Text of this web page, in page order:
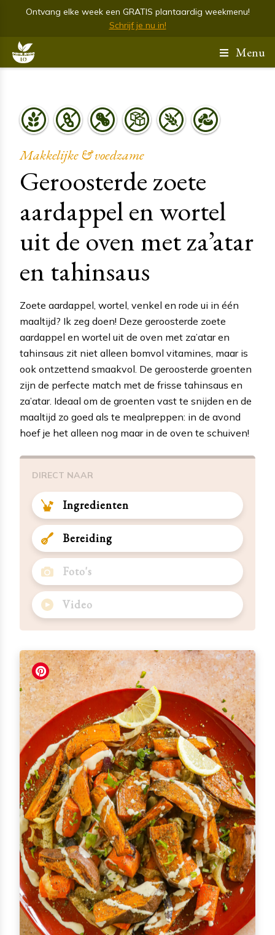
Ontvang elke week een GRATIS plantaardig weekmenu!
Schrijf je nu in!
Menu
Makkelijke & voedzame
Geroosterde zoete
aardappel en wortel
uit de oven met za’atar
en tahinsaus
Zoete aardappel, wortel, venkel en rode ui in één
maaltijd? Ik zeg doen! Deze geroosterde zoete
aardappel en wortel uit de oven met za’atar en
tahinsaus zit niet alleen bomvol vitamines, maar is
ook ontzettend smaakvol. De geroosterde groenten
zijn de perfecte match met de frisse tahinsaus en
za’atar. Ideaal om de groenten vast te snijden en de
maaltijd zo goed als te mealpreppen: in de avond
hoef je het alleen nog maar in de oven te schuiven!
DIRECT NAAR
Ingredienten
Bereiding
Foto's
Video